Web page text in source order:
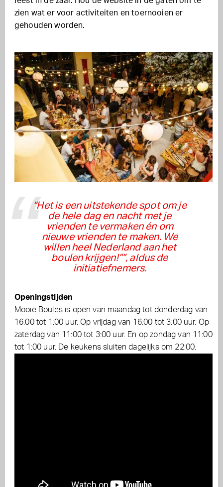
zien wat er voor activiteiten en toernooien er
gehouden worden.
“Het is een uitstekende spot om je
de hele dag en nacht met je
vrienden te vermaken én om
nieuwe vrienden te maken. We
willen heel Nederland aan het
boulen krijgen!””, aldus de
initiatiefnemers.
Openingstijden
Mooie Boules is open van maandag tot donderdag van
16:00 tot 1:00 uur. Op vrijdag van 16:00 tot 3:00 uur. Op
zaterdag van 11:00 tot 3:00 uur. En op zondag van 11:00
tot 1:00 uur. De keukens sluiten dagelijks om 22:00.